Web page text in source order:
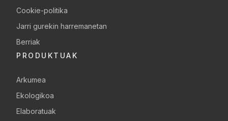
Cookie-politika
Jarri gurekin harremanetan
Berriak
PRODUKTUAK
Arkumea
Ekologikoa
Elaboratuak